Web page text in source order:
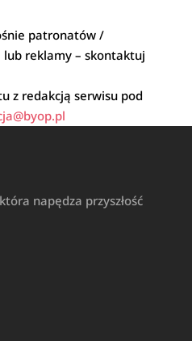
patronatów /
lub reklamy – skontaktuj
z redakcją serwisu pod
napędza przyszłość